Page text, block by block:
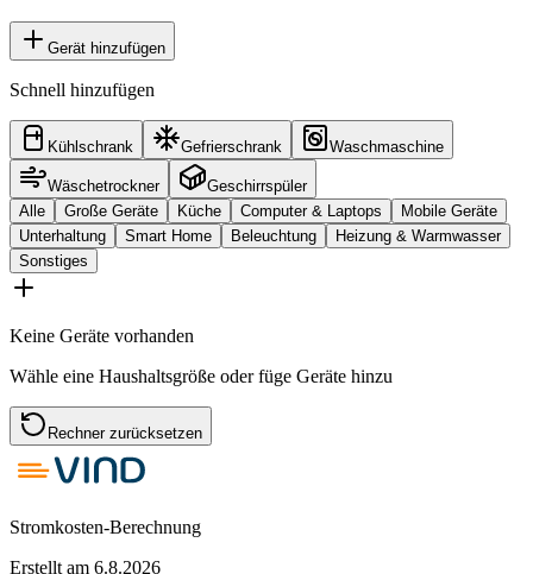
Gerät hinzufügen
Schnell hinzufügen
Kühlschrank Gefrierschrank Waschmaschine
Wäschetrockner
Geschirrspüler
Alle
Große Geräte Küche Computer & Laptops
Mobile Geräte
Unterhaltung
Smart Home Beleuchtung
Heizung & Warmwasser
Sonstiges
Keine Geräte vorhanden
Wähle eine Haushaltsgröße oder füge Geräte hinzu
Rechner zurücksetzen
Stromkosten-Berechnung
Erstellt am 6.8.2026